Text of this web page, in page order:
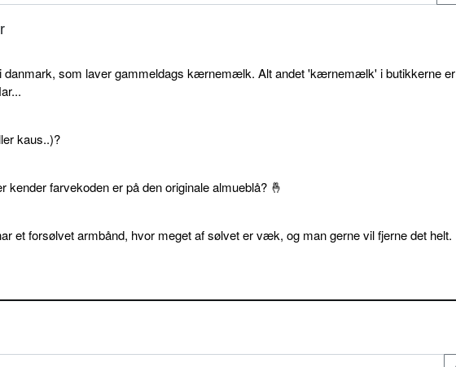
danmark, som laver gammeldags kærnemælk. Alt andet 'kærnemælk' i butikkerne er
kaus..)?
kender farvekoden er på den originale almueblå? 🤞
et forsølvet armbånd, hvor meget af sølvet er væk, og man gerne vil fjerne det helt.